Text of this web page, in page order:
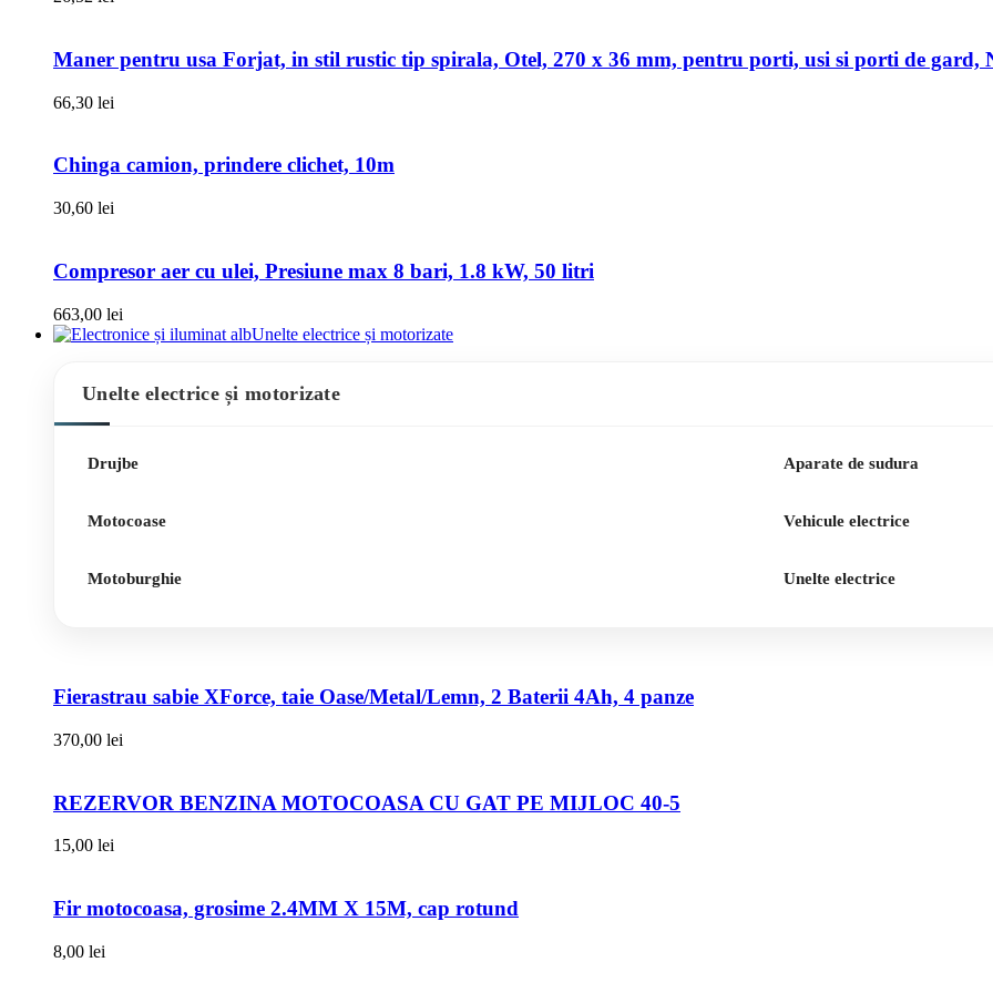
Maner pentru usa Forjat, in stil rustic tip spirala, Otel, 270 x 36 mm, pentru porti, usi si porti de gard,
66,30 lei
Chinga camion, prindere clichet, 10m
30,60 lei
Compresor aer cu ulei, Presiune max 8 bari, 1.8 kW, 50 litri
663,00 lei
Unelte electrice și motorizate
Unelte electrice și motorizate
Drujbe
Motocoase
Motoburghie
Aparate de sudura
Vehicule electrice
Unelte electrice
Fierastrau sabie XForce, taie Oase/Metal/Lemn, 2 Baterii 4Ah, 4 panze
370,00 lei
REZERVOR BENZINA MOTOCOASA CU GAT PE MIJLOC 40-5
15,00 lei
Fir motocoasa, grosime 2.4MM X 15M, cap rotund
8,00 lei